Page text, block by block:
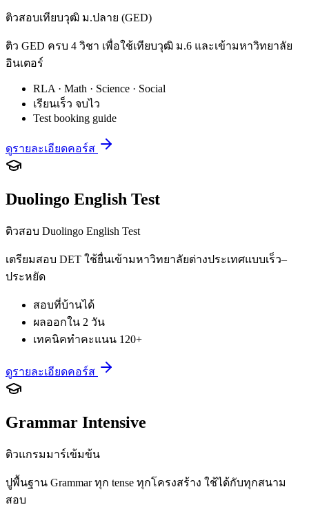
ติวสอบเทียบวุฒิ ม.ปลาย (GED)
ติว GED ครบ 4 วิชา เพื่อใช้เทียบวุฒิ ม.6 และเข้ามหาวิทยาลัย
อินเตอร์
RLA · Math · Science · Social
เรียนเร็ว จบไว
Test booking guide
ดูรายละเอียดคอร์ส
Duolingo English Test
ติวสอบ Duolingo English Test
เตรียมสอบ DET ใช้ยื่นเข้ามหาวิทยาลัยต่างประเทศแบบเร็ว–
ประหยัด
สอบที่บ้านได้
ผลออกใน 2 วัน
เทคนิคทำคะแนน 120+
ดูรายละเอียดคอร์ส
Grammar Intensive
ติวแกรมมาร์เข้มข้น
ปูพื้นฐาน Grammar ทุก tense ทุกโครงสร้าง ใช้ได้กับทุกสนาม
สอบ